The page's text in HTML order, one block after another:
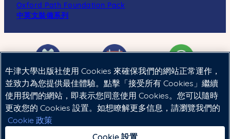
Oxford Path Foundation Pack
中英文裝備系列
Cookie政策 |法律聲明|私隱政策
Copyright © 2024 Oxford University Press (China) Ltd.
牛津大學出版社使用 Cookies 來確保我們的網站正常運作，
並致力為您提供最佳體驗。點擊「接受所有 Cookies」繼續
使用我們的網站，即表示您同意使用 Cookies。您可以隨時
更改您的 Cookies 設置。如想瞭解更多信息，請瀏覽我們的
Cookie 政策
Cookie 設置